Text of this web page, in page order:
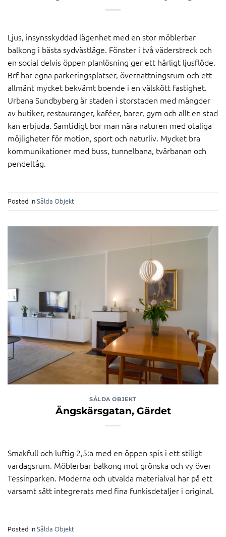
Ljus, insynsskyddad lägenhet med en stor möblerbar
balkong i bästa sydvästläge. Fönster i två väderstreck och
en social delvis öppen planlösning ger ett härligt ljusflöde.
Brf har egna parkeringsplatser, övernattningsrum och ett
allmänt mycket bekvämt boende i en välskött fastighet.
Urbana Sundbyberg är staden i storstaden med mängder
av butiker, restauranger, kaféer, barer, gym och allt en stad
kan erbjuda. Samtidigt bor man nära naturen med otaliga
möjligheter för motion, sport och naturliv. Mycket bra
kommunikationer med buss, tunnelbana, tvärbanan och
pendeltåg.
Posted inSålda Objekt
SÅLDA OBJEKT
Ängskärsgatan, Gärdet
Smakfull och luftig 2,5:a med en öppen spis i ett stiligt
vardagsrum. Möblerbar balkong mot grönska och vy över
Tessinparken. Moderna och utvalda materialval har på ett
varsamt sätt integrerats med fina funkisdetaljer i original.
Posted inSålda Objekt